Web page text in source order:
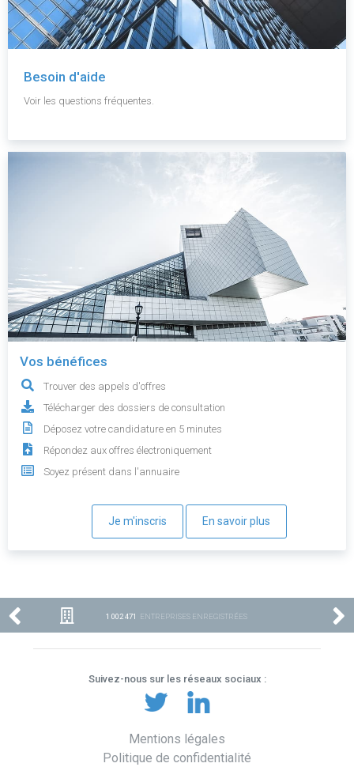
Besoin d'aide
Voir les questions fréquentes.
Vos bénéfices
Trouver des appels d'offres
Télécharger des dossiers de consultation
Déposez votre candidature en 5 minutes
Répondez aux offres électroniquement
Soyez présent dans l'annuaire
Je m'inscris En savoir plus
1 002 471 ENTREPRISES ENREGISTRÉES
Suivez-nous sur les réseaux sociaux :
Mentions légales
Politique de confidentialité